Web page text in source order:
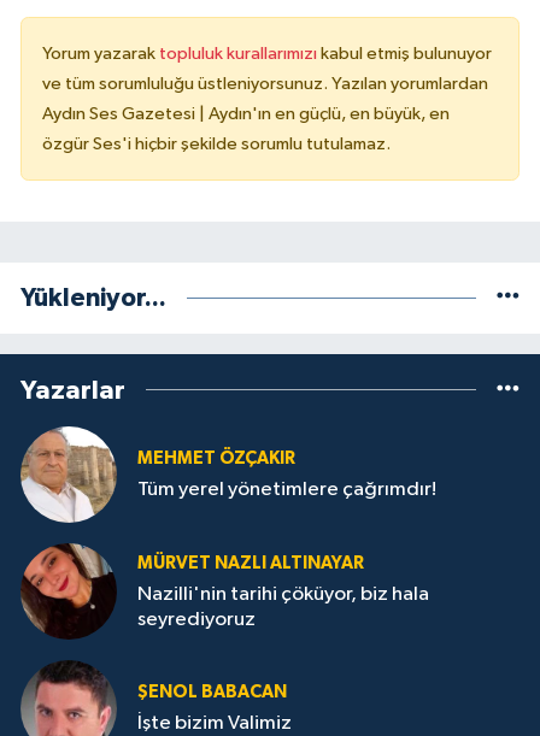
Yorum yazarak topluluk kurallarımızı kabul etmiş bulunuyor
ve tüm sorumluluğu üstleniyorsunuz. Yazılan yorumlardan
Aydın Ses Gazetesi | Aydın'ın en güçlü, en büyük, en
özgür Ses'i hiçbir şekilde sorumlu tutulamaz.
Yükleniyor...
Yazarlar
MEHMET ÖZÇAKIR
Tüm yerel yönetimlere çağrımdır!
MÜRVET NAZLI ALTINAYAR
Nazilli'nin tarihi çöküyor, biz hala
seyrediyoruz
ŞENOL BABACAN
İşte bizim Valimiz